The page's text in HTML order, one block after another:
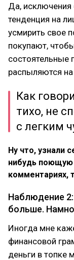
Да,
тенденция на
усмирить свое
покупают,
состоятельные
распыляются
Как
тихо, не
с легким
Ну что, узнали
нибудь поющую
комментариях,
Наблюдение
больше.
Иногда мне
финансовой
деньги в топке